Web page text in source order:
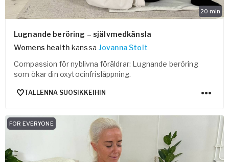
20 min
Lugnande beröring – självmedkänsla
Womens health kanssa Jovanna Stolt
Compassion för nyblivna föräldrar: Lugnande beröring
som ökar din oxytocinfrisläppning.
TALLENNA SUOSIKKEIHIN
FOR EVERYONE